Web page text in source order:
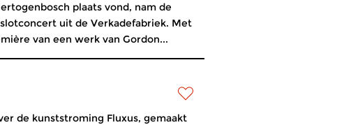
plaats vond, nam de
uit de Verkadefabriek. Met
van een werk van Gordon...
de kunststroming Fluxus, gemaakt